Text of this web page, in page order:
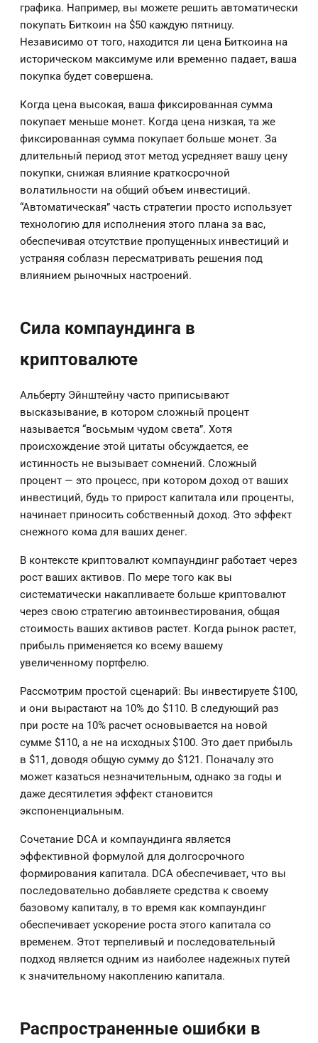
графика. Например, вы можете решить автоматически
покупать Биткоин на $50 каждую пятницу.
Независимо от того, находится ли цена Биткоина на
историческом максимуме или временно падает, ваша
покупка будет совершена.
Когда цена высокая, ваша фиксированная сумма
покупает меньше монет. Когда цена низкая, та же
фиксированная сумма покупает больше монет. За
длительный период этот метод усредняет вашу цену
покупки, снижая влияние краткосрочной
волатильности на общий объем инвестиций.
“Автоматическая” часть стратегии просто использует
технологию для исполнения этого плана за вас,
обеспечивая отсутствие пропущенных инвестиций и
устраняя соблазн пересматривать решения под
влиянием рыночных настроений.
Сила компаундинга в
криптовалюте
Альберту Эйнштейну часто приписывают
высказывание, в котором сложный процент
называется “восьмым чудом света”. Хотя
происхождение этой цитаты обсуждается, ее
истинность не вызывает сомнений. Сложный
процент — это процесс, при котором доход от ваших
инвестиций, будь то прирост капитала или проценты,
начинает приносить собственный доход. Это эффект
снежного кома для ваших денег.
В контексте криптовалют компаундинг работает через
рост ваших активов. По мере того как вы
систематически накапливаете больше криптовалют
через свою стратегию автоинвестирования, общая
стоимость ваших активов растет. Когда рынок растет,
прибыль применяется ко всему вашему
увеличенному портфелю.
Рассмотрим простой сценарий: Вы инвестируете $100,
и они вырастают на 10% до $110. В следующий раз
при росте на 10% расчет основывается на новой
сумме $110, а не на исходных $100. Это дает прибыль
в $11, доводя общую сумму до $121. Поначалу это
может казаться незначительным, однако за годы и
даже десятилетия эффект становится
экспоненциальным.
Сочетание DCA и компаундинга является
эффективной формулой для долгосрочного
формирования капитала. DCA обеспечивает, что вы
последовательно добавляете средства к своему
базовому капиталу, в то время как компаундинг
обеспечивает ускорение роста этого капитала со
временем. Этот терпеливый и последовательный
подход является одним из наиболее надежных путей
к значительному накоплению капитала.
Распространенные ошибки в